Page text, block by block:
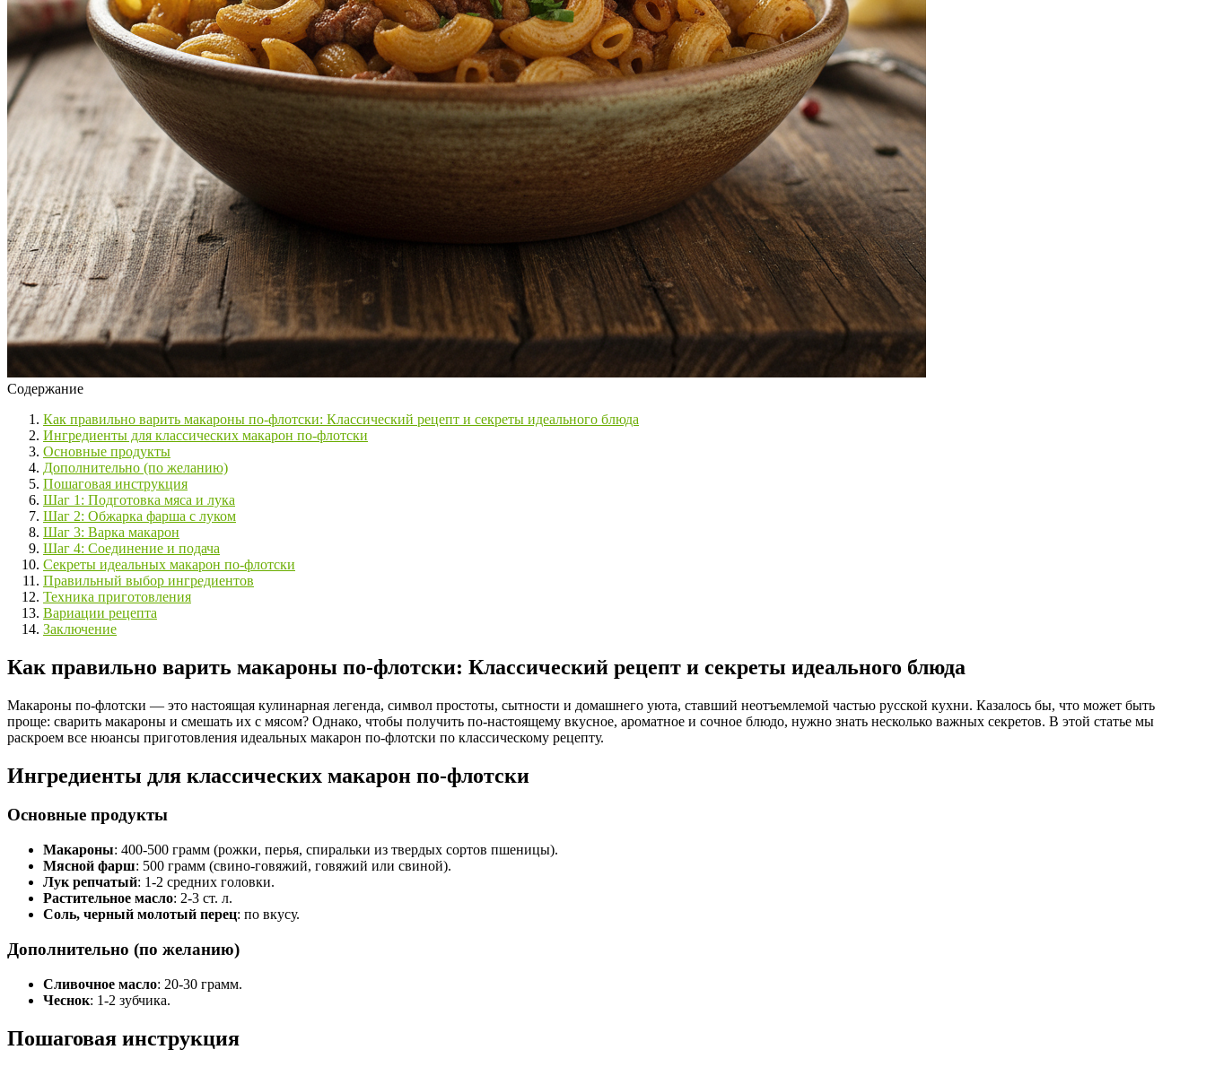
Содержание
Как правильно варить макароны по-флотски: Классический рецепт и секреты идеального блюда
Ингредиенты для классических макарон по-флотски
Основные продукты
Дополнительно (по желанию)
Пошаговая инструкция
Шаг 1: Подготовка мяса и лука
Шаг 2: Обжарка фарша с луком
Шаг 3: Варка макарон
Шаг 4: Соединение и подача
Секреты идеальных макарон по-флотски
Правильный выбор ингредиентов
Техника приготовления
Вариации рецепта
Заключение
Как правильно варить макароны по-флотски: Классический рецепт и секреты идеального блюда
Макароны по-флотски — это настоящая кулинарная легенда, символ простоты, сытности и домашнего уюта, ставший неотъемлемой частью русской кухни. Казалось бы, что может быть
проще: сварить макароны и смешать их с мясом? Однако, чтобы получить по-настоящему вкусное, ароматное и сочное блюдо, нужно знать несколько важных секретов. В этой статье мы
раскроем все нюансы приготовления идеальных макарон по-флотски по классическому рецепту.
Ингредиенты для классических макарон по-флотски
Основные продукты
Макароны: 400-500 грамм (рожки, перья, спиральки из твердых сортов пшеницы).
Мясной фарш: 500 грамм (свино-говяжий, говяжий или свиной).
Лук репчатый: 1-2 средних головки.
Растительное масло: 2-3 ст. л.
Соль, черный молотый перец: по вкусу.
Дополнительно (по желанию)
Сливочное масло: 20-30 грамм.
Чеснок: 1-2 зубчика.
Пошаговая инструкция